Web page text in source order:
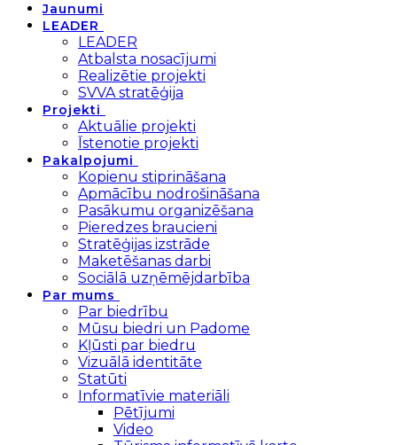
Jaunumi
LEADER
LEADER
Atbalsta nosacījumi
Realizētie projekti
SVVA stratēģija
Projekti
Aktuālie projekti
Īstenotie projekti
Pakalpojumi
Kopienu stiprināšana
Apmācību nodrošināšana
Pasākumu organizēšana
Pieredzes braucieni
Stratēģijas izstrāde
Maketēšanas darbi
Sociālā uzņēmējdarbība
Par mums
Par biedrību
Mūsu biedri un Padome
Kļūsti par biedru
Vizuālā identitāte
Statūti
Informatīvie materiāli
Pētījumi
Video